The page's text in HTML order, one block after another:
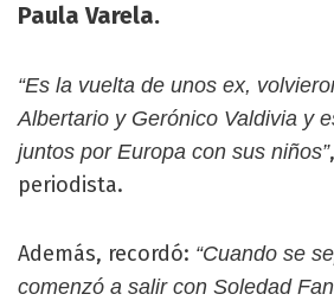
Paula Varela.
“Es la vuelta de unos ex,
Albertario y Gerónico Valdivia y
juntos por Europa con sus niños”
periodista.
Además, recordó: “Cuando se
comenzó a salir con Soledad